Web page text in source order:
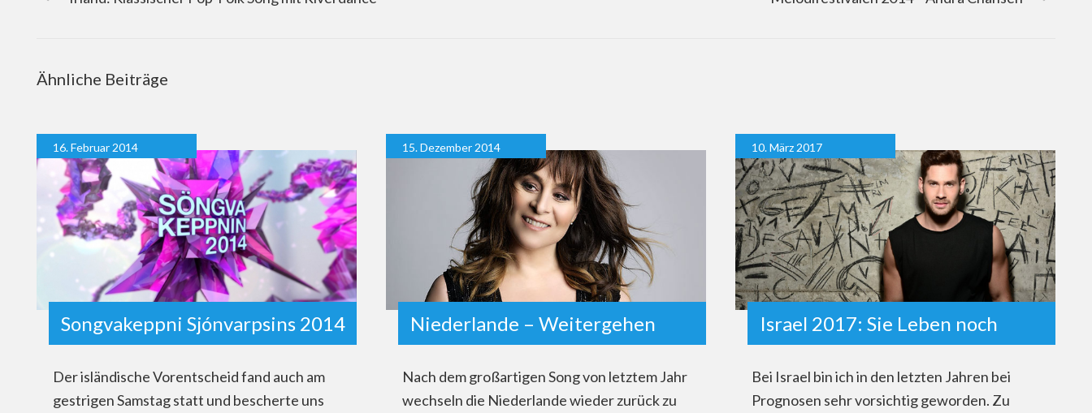
Ähnliche Beiträge
16. Februar 2014
Songvakeppni Sjónvarpsins 2014
Der isländische Vorentscheid fand auch am
gestrigen Samstag statt und bescherte uns
15. Dezember 2014
Niederlande – Weitergehen
Nach dem großartigen Song von letztem Jahr
wechseln die Niederlande wieder zurück zu
10. März 2017
Israel 2017: Sie Leben noch
Bei Israel bin ich in den letzten Jahren bei
Prognosen sehr vorsichtig geworden. Zu